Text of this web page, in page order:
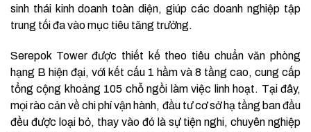
sinh thái kinh doanh toàn diện, giúp các doanh nghiệp tập
trung tối đa vào mục tiêu tăng trưởng.
Serepok Tower được thiết kế theo tiêu chuẩn văn phòng
hạng B hiện đại, với kết cấu 1 hầm và 8 tầng cao, cung cấp
tổng cộng khoảng 105 chỗ ngồi làm việc linh hoạt. Tại đây,
mọi rào cản về chi phí vận hành, đầu tư cơ sở hạ tầng ban đầu
đều được loại bỏ, thay vào đó là sự tiện nghi, chuyên nghiệp